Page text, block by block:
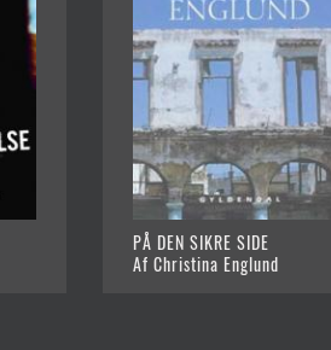
PÅ DEN SIKRE SIDE
Af Christina Englund